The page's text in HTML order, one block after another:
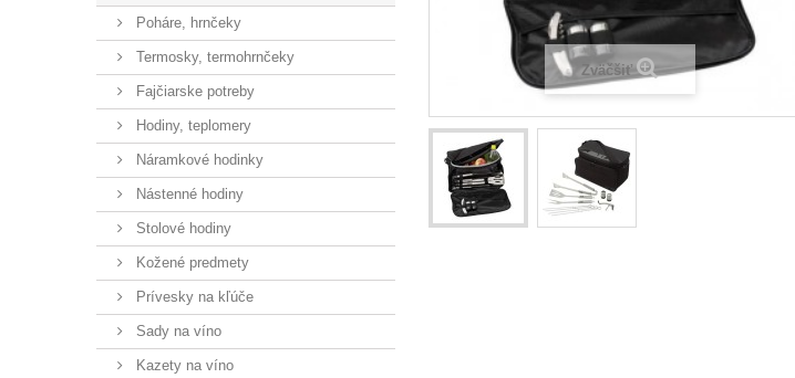
Poháre, hrnčeky
Termosky, termohrnčeky
Fajčiarske potreby
Hodiny, teplomery
Náramkové hodinky
Nástenné hodiny
Stolové hodiny
Kožené predmety
Prívesky na kľúče
Sady na víno
Kazety na víno
Zväčšiť